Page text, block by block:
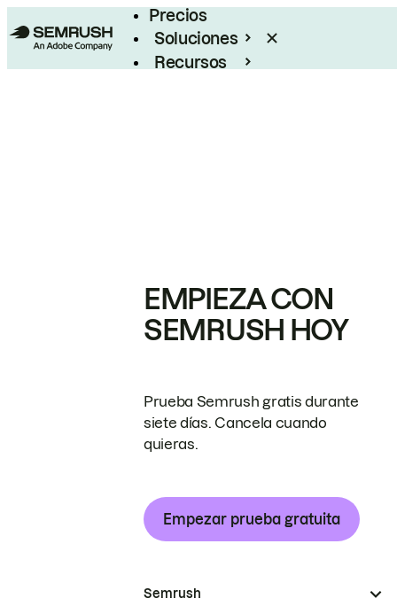
Precios
Soluciones
Recursos
EMPIEZA CON
SEMRUSH HOY
Prueba Semrush gratis durante
siete días. Cancela cuando
quieras.
Empezar prueba gratuita
Semrush